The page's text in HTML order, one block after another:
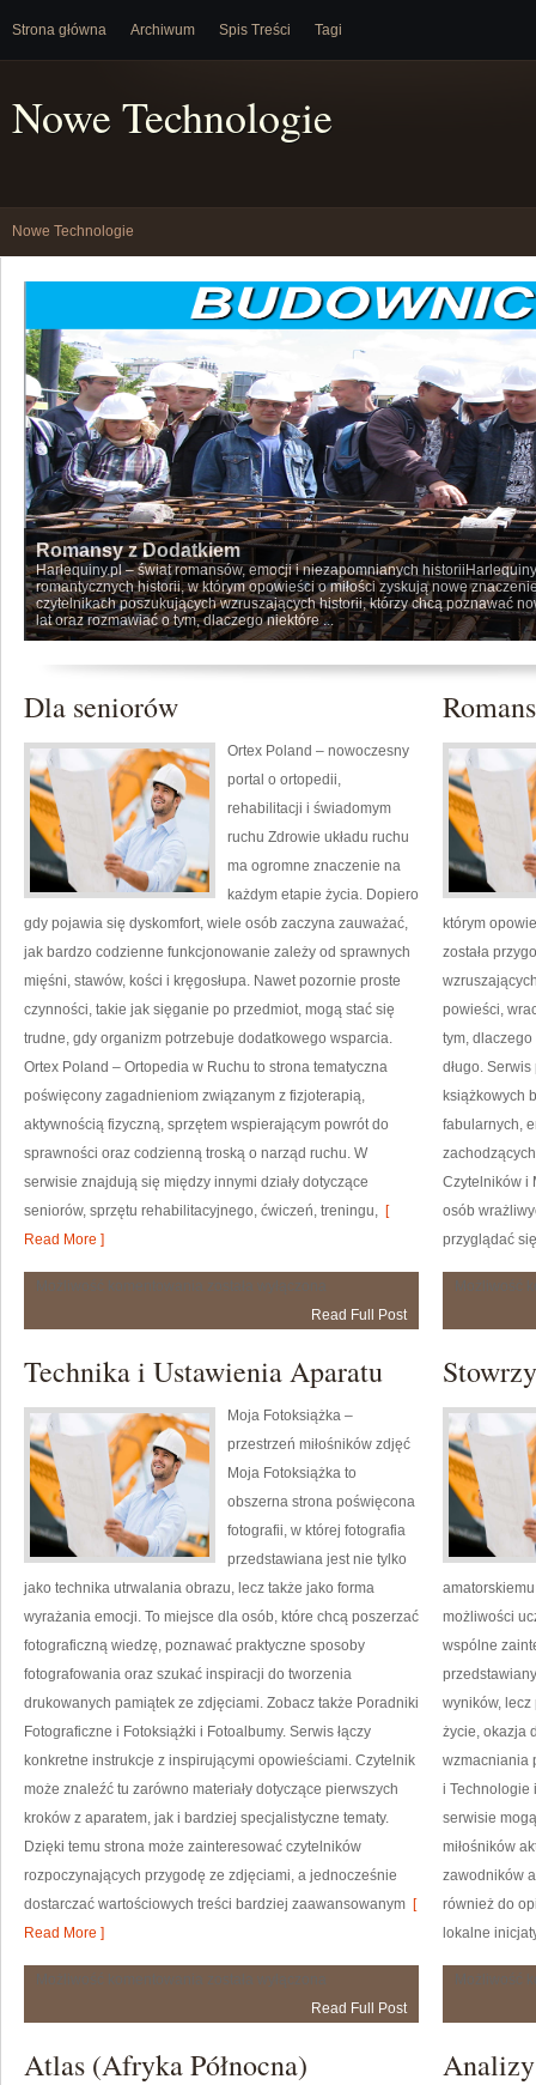
Strona główna Archiwum Spis Treści Tagi
Nowe Technologie
Nowe Technologie
Romansy z Dodatkiem
Harlequiny.pl – świat romansów, emocji i niezapomnianych
romantycznych historii, w którym opowieści o miłości zyskują nowe
czytelnikach poszukujących wzruszających historii, którzy chcą poznawać
lat oraz rozmawiać o tym, dlaczego niektóre ...
Dla seniorów
Ortex Poland – nowoczesny
portal o ortopedii,
rehabilitacji i świadomym
ruchu Zdrowie układu ruchu
ma ogromne znaczenie na
każdym etapie życia. Dopiero
gdy pojawia się dyskomfort, wiele osób zaczyna zauważać,
jak bardzo codzienne funkcjonowanie zależy od sprawnych
mięśni, stawów, kości i kręgosłupa. Nawet pozornie proste
czynności, takie jak sięganie po przedmiot, mogą stać się
trudne, gdy organizm potrzebuje dodatkowego wsparcia.
Ortex Poland – Ortopedia w Ruchu to strona tematyczna
poświęcony zagadnieniom związanym z fizjoterapią,
aktywnością fizyczną, sprzętem wspierającym powrót do
sprawności oraz codzienną troską o narząd ruchu. W
serwisie znajdują się między innymi działy dotyczące
seniorów, sprzętu rehabilitacyjnego, ćwiczeń, treningu, [
Read More ]
Read Full Post
którym
została
powieści,
tym,
długo.
książkowych
fabularnych,
Czytelników i
osób
przyglądać
Technika i Ustawienia Aparatu
Moja Fotoksiążka –
przestrzeń miłośników zdjęć
Moja Fotoksiążka to
obszerna strona poświęcona
fotografii, w której fotografia
przedstawiana jest nie tylko
jako technika utrwalania obrazu, lecz także jako forma
wyrażania emocji. To miejsce dla osób, które chcą poszerzać
fotograficzną wiedzę, poznawać praktyczne sposoby
fotografowania oraz szukać inspiracji do tworzenia
drukowanych pamiątek ze zdjęciami. Zobacz także Poradniki
Fotograficzne i Fotoksiążki i Fotoalbumy. Serwis łączy
konkretne instrukcje z inspirującymi opowieściami. Czytelnik
może znaleźć tu zarówno materiały dotyczące pierwszych
kroków z aparatem, jak i bardziej specjalistyczne tematy.
Dzięki temu strona może zainteresować czytelników
rozpoczynających przygodę ze zdjęciami, a jednocześnie
dostarczać wartościowych treści bardziej zaawansowanym [
Read More ]
Read Full Post
możliwości
wspólne
wyników,
życie, okazja
wzmacniania
i Technologie
serwisie
miłośników
zawodników
również do
lokalne
Atlas (Afryka Północna)